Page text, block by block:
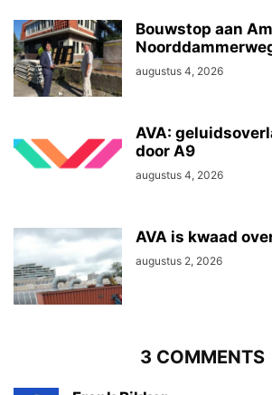
Bouwstop aan
augustus 4, 2026
AVA:
door A9
augustus 4, 2026
AVA is kwaad
augustus 2, 2026
3 COMMENTS